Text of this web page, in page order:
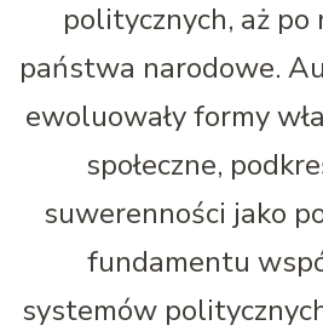
politycznych, aż po
państwa narodowe.
ewoluowały formy
społeczne,
suwerenności jako
fundamentu
systemów